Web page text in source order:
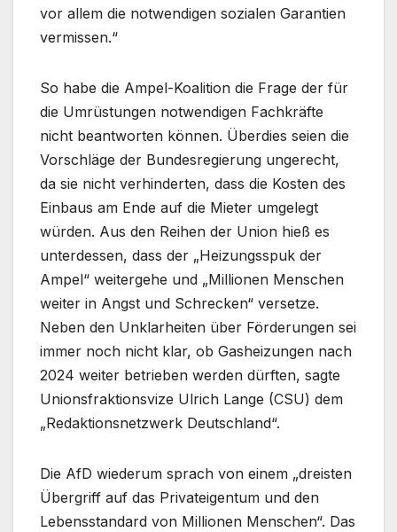
vor allem die notwendigen sozialen Garantien
vermissen.“
So habe die Ampel-Koalition die Frage der für
die Umrüstungen notwendigen Fachkräfte
nicht beantworten können. Überdies seien die
Vorschläge der Bundesregierung ungerecht,
da sie nicht verhinderten, dass die Kosten des
Einbaus am Ende auf die Mieter umgelegt
würden. Aus den Reihen der Union hieß es
unterdessen, dass der „Heizungsspuk der
Ampel“ weitergehe und „Millionen Menschen
weiter in Angst und Schrecken“ versetze.
Neben den Unklarheiten über Förderungen sei
immer noch nicht klar, ob Gasheizungen nach
2024 weiter betrieben werden dürften, sagte
Unionsfraktionsvize Ulrich Lange (CSU) dem
„Redaktionsnetzwerk Deutschland“.
Die AfD wiederum sprach von einem „dreisten
Übergriff auf das Privateigentum und den
Lebensstandard von Millionen Menschen“. Das